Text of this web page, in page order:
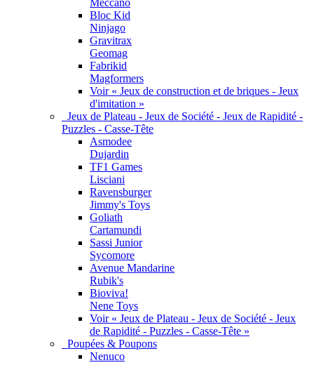
Meccano
Bloc Kid
Ninjago
Gravitrax
Geomag
Fabrikid
Magformers
Voir « Jeux de construction et de briques - Jeux
d'imitation »
Jeux de Plateau - Jeux de Société - Jeux de Rapidité -
Puzzles - Casse-Tête
Asmodee
Dujardin
TF1 Games
Lisciani
Ravensburger
Jimmy's Toys
Goliath
Cartamundi
Sassi Junior
Sycomore
Avenue Mandarine
Rubik's
Bioviva!
Nene Toys
Voir « Jeux de Plateau - Jeux de Société - Jeux
de Rapidité - Puzzles - Casse-Tête »
Poupées & Poupons
Nenuco